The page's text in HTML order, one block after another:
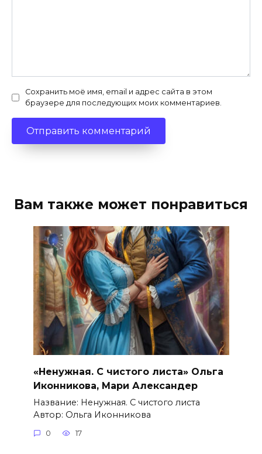
Сохранить моё имя, email и адрес сайта в этом
браузере для последующих моих комментариев.
Вам также может понравиться
«Ненужная. С чистого листа» Ольга
Иконникова, Мари Александер
Название: Ненужная. С чистого листа
Автор: Ольга Иконникова
0 17